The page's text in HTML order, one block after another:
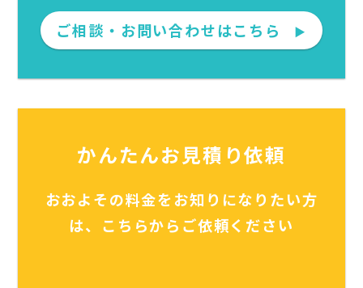
ご相談・お問い合わせはこちら ▶
かんたんお見積り依頼
おおよその料金をお知りになりたい方
は、こちらからご依頼ください